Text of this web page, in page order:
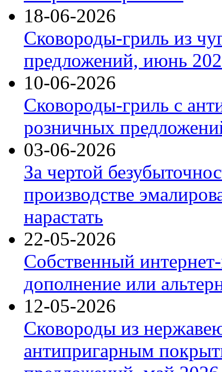
18-06-2026
Сковороды-гриль из
предложений, июнь
10-06-2026
Сковороды-гриль с
розничных
03-06-2026
За чертой
производстве
нарастать
22-05-2026
Собственный
дополнение или
12-05-2026
Сковороды из
антипригарным